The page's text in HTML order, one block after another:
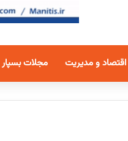
اقتصاد و مدیریت مجلات بسپار